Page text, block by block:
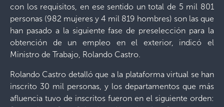
con los requisitos, en ese sentido un total de 5 mil 801
personas (982 mujeres y 4 mil 819 hombres) son las que
han pasado a la siguiente fase de preselección para la
obtención de un empleo en el exterior, indicó el
Ministro de Trabajo, Rolando Castro.
Rolando Castro detalló que a la plataforma virtual se han
inscrito 30 mil personas, y los departamentos que más
afluencia tuvo de inscritos fueron en el siguiente orden: